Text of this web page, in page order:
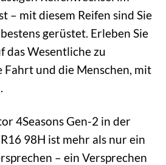
– mit diesem Reifen sind Sie
gerüstet. Erleben Sie
das Wesentliche zu
und die Menschen, mit
4Seasons Gen-2 in der
98H ist mehr als nur ein
– ein Versprechen